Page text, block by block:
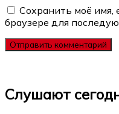
Сохранить моё имя,
браузере для
Слушают